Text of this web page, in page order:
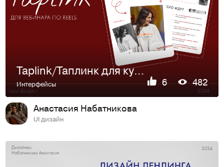
Taplink/Таплинк для курса
Интерфейсы 6 482
Анастасия Набатникова
UI дизайн